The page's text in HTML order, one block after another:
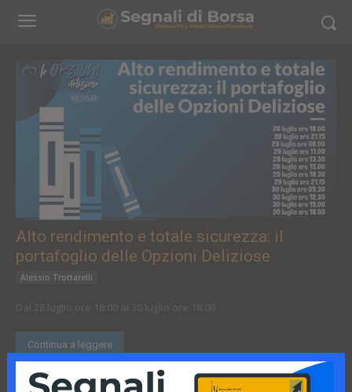
Alto rendimento e totale sicurezza: il
portafoglio delle Opzioni Deliziose
Alessio Trottarelli
Dal 28 luglio ore 18:00 al 30 luglio ore 18:00
Continua a leggere